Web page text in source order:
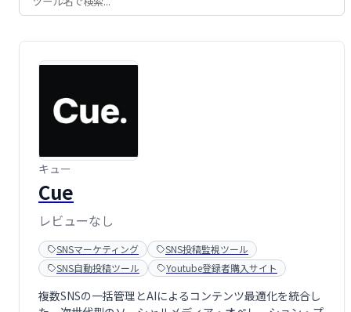
キュー
Cue
レビューなし
SNSマーケティング
SNS投稿監視ツール
SNS自動投稿ツール
Youtube登録者購入サイト
複数SNSの一括管理とAIによるコンテンツ最適化を統合し